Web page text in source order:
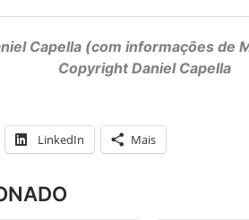
Capella(com informações de
Copyright Daniel Capella
LinkedIn Mais